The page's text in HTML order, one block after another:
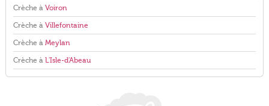
Crèche à Voiron
Crèche à Villefontaine
Crèche à Meylan
Crèche à L'Isle-d'Abeau